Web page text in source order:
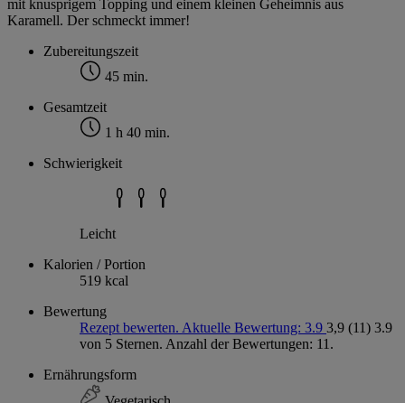
mit knusprigem Topping und einem kleinen Geheimnis aus
Karamell. Der schmeckt immer!
Zubereitungszeit
45 min.
Gesamtzeit
1 h 40 min.
Schwierigkeit
Leicht
Kalorien / Portion
519 kcal
Bewertung
Rezept bewerten. Aktuelle Bewertung: 3.9 3,9 (11) 3.9
von 5 Sternen. Anzahl der Bewertungen: 11.
Ernährungsform